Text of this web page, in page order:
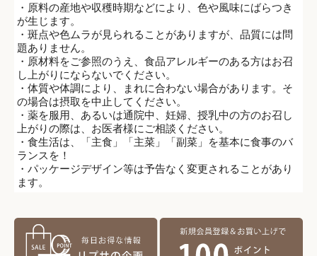
・原料の産地や収穫時期などにより、色や風味にばらつき
が生じます。
・斑点や色ムラが見られることがありますが、品質には問
題ありません。
・原材料をご参照のうえ、食品アレルギーのある方はお召
し上がりにならないでください。
・体質や体調により、まれに合わない場合があります。そ
の場合は摂取を中止してください。
・薬を服用、あるいは通院中、妊婦、授乳中の方のお召し
上がりの際は、お医者様にご相談ください。
・食生活は、「主食」「主菜」「副菜」を基本に食事のバ
ランスを！
・パッケージデザイン等は予告なく変更されることがあり
ます。